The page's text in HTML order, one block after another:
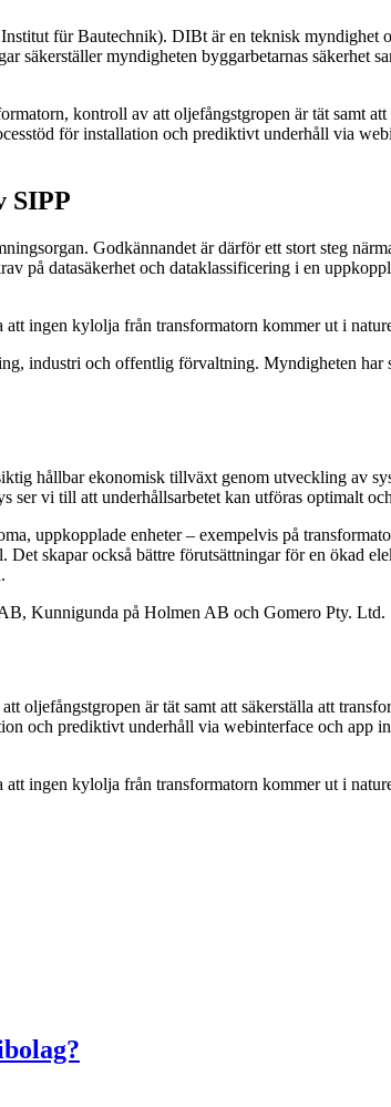
für Bautechnik). DIBt är en teknisk myndighet
säkerställer myndigheten byggarbetarnas säkerhet
kontroll av att oljefångstgropen är tät samt
för installation och prediktivt underhåll via
SIPP
Godkännandet är därför ett stort steg
på datasäkerhet och dataklassificering i en
att ingen kylolja från transformatorn kommer ut i
industri och offentlig förvaltning. Myndigheten har
hållbar ekonomisk tillväxt genom utveckling av
vi till att underhållsarbetet kan utföras optimalt
uppkopplade enheter – exempelvis på
Det skapar också bättre förutsättningar för en ökad
Kunnigunda på Holmen AB och Gomero Pty. Ltd.
är tät samt att säkerställa att
och prediktivt underhåll via webinterface och app
att ingen kylolja från transformatorn kommer ut i